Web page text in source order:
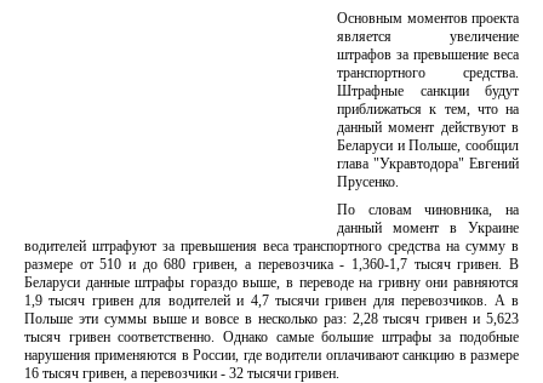
Основным моментов проекта
является увеличение
штрафов за превышение веса
транспортного средства.
Штрафные санкции будут
приближаться к тем, что на
данный момент действуют в
Беларуси и Польше, сообщил
глава "Укравтодора" Евгений
Прусенко.
По словам чиновника, на
данный момент в Украине
водителей штрафуют за превышения веса транспортного средства на сумму в
размере от 510 и до 680 гривен, а перевозчика - 1,360-1,7 тысяч гривен. В
Беларуси данные штрафы гораздо выше, в переводе на гривну они равняются
1,9 тысяч гривен для водителей и 4,7 тысячи гривен для перевозчиков. А в
Польше эти суммы выше и вовсе в несколько раз: 2,28 тысяч гривен и 5,623
тысяч гривен соответственно. Однако самые большие штрафы за подобные
нарушения применяются в России, где водители оплачивают санкцию в размере
16 тысяч гривен, а перевозчики - 32 тысячи гривен.